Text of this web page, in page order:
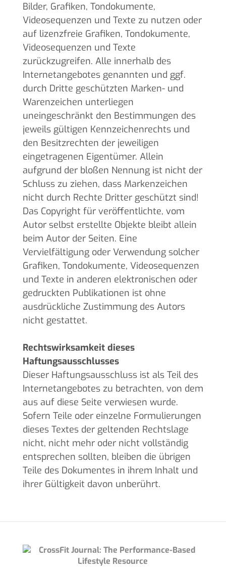
Bilder, Grafiken, Tondokumente,
Videosequenzen und Texte zu nutzen oder
auf lizenzfreie Grafiken, Tondokumente,
Videosequenzen und Texte
zurückzugreifen. Alle innerhalb des
Internetangebotes genannten und ggf.
durch Dritte geschützten Marken- und
Warenzeichen unterliegen
uneingeschränkt den Bestimmungen des
jeweils gültigen Kennzeichenrechts und
den Besitzrechten der jeweiligen
eingetragenen Eigentümer. Allein
aufgrund der bloßen Nennung ist nicht der
Schluss zu ziehen, dass Markenzeichen
nicht durch Rechte Dritter geschützt sind!
Das Copyright für veröffentlichte, vom
Autor selbst erstellte Objekte bleibt allein
beim Autor der Seiten. Eine
Vervielfältigung oder Verwendung solcher
Grafiken, Tondokumente, Videosequenzen
und Texte in anderen elektronischen oder
gedruckten Publikationen ist ohne
ausdrückliche Zustimmung des Autors
nicht gestattet.
Rechtswirksamkeit dieses
Haftungsausschlusses
Dieser Haftungsausschluss ist als Teil des
Internetangebotes zu betrachten, von dem
aus auf diese Seite verwiesen wurde.
Sofern Teile oder einzelne Formulierungen
dieses Textes der geltenden Rechtslage
nicht, nicht mehr oder nicht vollständig
entsprechen sollten, bleiben die übrigen
Teile des Dokumentes in ihrem Inhalt und
ihrer Gültigkeit davon unberührt.